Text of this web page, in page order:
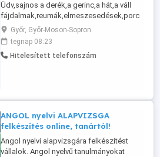
Üdv,sajnos a derék,a gerinc,a hát,a váll
fájdalmak,reumák,elmeszesedések,porc
problémak mind a lábakban,
karokban,kezekben előfordulnak és akár
ott is maradnak.Porszívozni akkor is
kellene vagy felmosni vagy mosogatni és
Győr, Győr-Moson-Sopron
tegnap 08:23
Hitelesített telefonszám
ANGOL nyelvi ALAPVIZSGA
felkészítés online, tanártól!
Angol nyelvi alapvizsgára felkészítést
vállalok. Angol nyelvű tanulmányokat